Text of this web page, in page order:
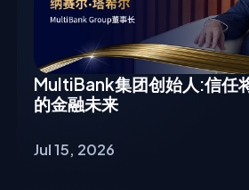
MultiBank集团创始人:信任
的金融未来
Jul 15, 2026